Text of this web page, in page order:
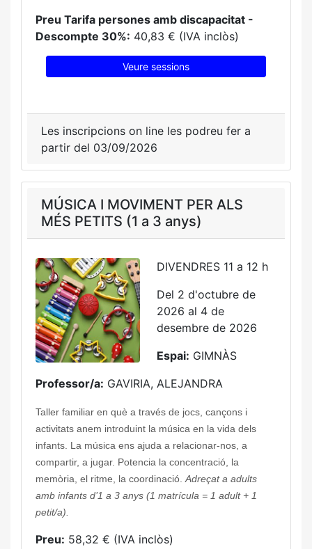
Preu Tarifa persones amb discapacitat -
Descompte 30%: 40,83 € (IVA inclòs)
Veure sessions
Les inscripcions on line les podreu fer a
partir del 03/09/2026
MÚSICA I MOVIMENT PER ALS
MÉS PETITS (1 a 3 anys)
DIVENDRES 11 a 12 h
Del 2 d'octubre de
2026 al 4 de
desembre de 2026
Espai: GIMNÀS
Professor/a: GAVIRIA, ALEJANDRA
Taller familiar en què a través de jocs, cançons i
activitats anem introduint la música en la vida dels
infants. La música ens ajuda a relacionar-nos, a
compartir, a jugar. Potencia la concentració, la
memòria, el ritme, la coordinació. Adreçat a adults
amb infants d’1 a 3 anys (1 matrícula = 1 adult + 1
petit/a).
Preu: 58,32 € (IVA inclòs)